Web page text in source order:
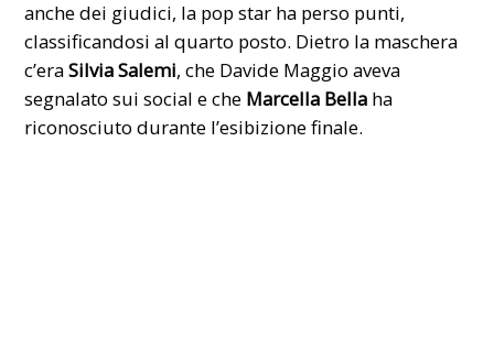
anche dei giudici, la pop star ha perso punti,
classificandosi al quarto posto. Dietro la maschera
c’eraSilvia Salemi, che Davide Maggio aveva
segnalato sui social e che Marcella Bella ha
riconosciuto durante l’esibizione finale.